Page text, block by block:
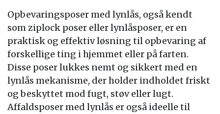
Opbevaringsposer med lynlås, også kendt
som ziplock poser eller lynlåsposer, er en
praktisk og effektiv løsning til opbevaring af
forskellige ting i hjemmet eller på farten.
Disse poser lukkes nemt og sikkert med en
lynlås mekanisme, der holder indholdet friskt
og beskyttet mod fugt, støv eller lugt.
Affaldsposer med lynlås er også ideelle til